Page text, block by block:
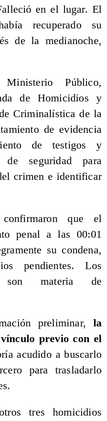
en el lugar. El
recuperado su
de la medianoche,
Público,
de Homicidios y
Criminalística de la
de evidencia
de testigos y
seguridad para
crimen e identificar
confirmaron que el
penal a las 00:01
su condena,
pendientes. Los
son materia de
preliminar, la
previo con el
acudido a buscarlo
para trasladarlo
tres homicidios